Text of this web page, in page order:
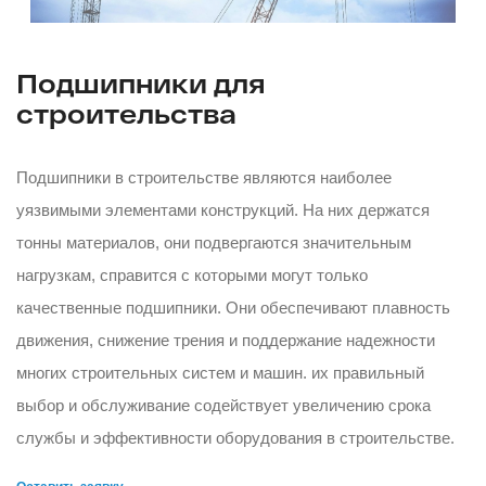
Подшипники для
строительства
Подшипники в строительстве являются наиболее
уязвимыми элементами конструкций. На них держатся
тонны материалов, они подвергаются значительным
нагрузкам, справится с которыми могут только
качественные подшипники. Они обеспечивают плавность
движения, снижение трения и поддержание надежности
многих строительных систем и машин. их правильный
выбор и обслуживание содействует увеличению срока
службы и эффективности оборудования в строительстве.